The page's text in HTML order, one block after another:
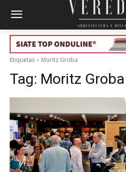
Etiquetas Moritz Groba
Tag: Moritz Groba